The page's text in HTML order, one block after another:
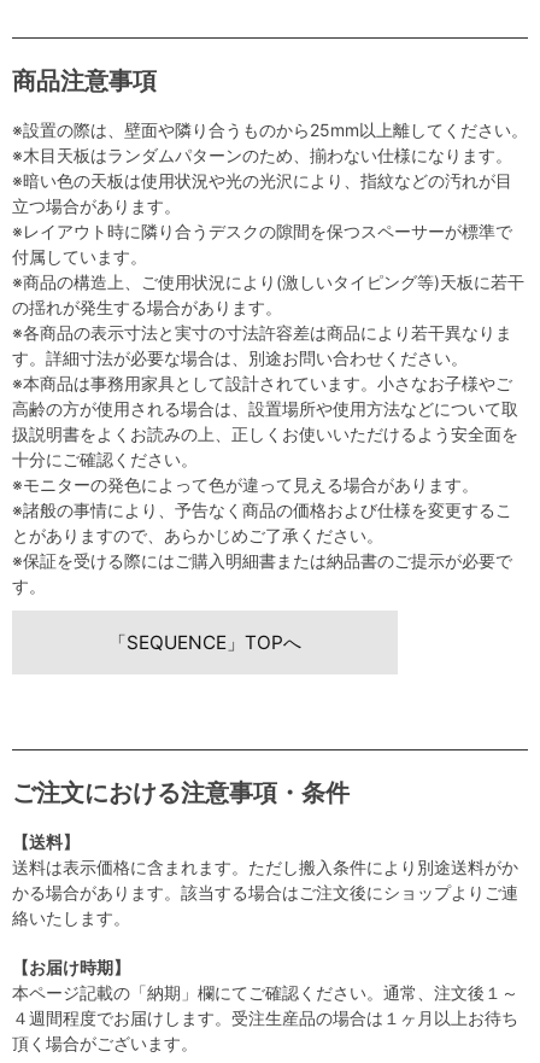
商品注意事項
※設置の際は、壁面や隣り合うものから25mm以上離してください。
※木目天板はランダムパターンのため、揃わない仕様になります。
※暗い色の天板は使用状況や光の光沢により、指紋などの汚れが目
立つ場合があります。
※レイアウト時に隣り合うデスクの隙間を保つスペーサーが標準で
付属しています。
※商品の構造上、ご使用状況により(激しいタイピング等)天板に若干
の揺れが発生する場合があります。
※各商品の表示寸法と実寸の寸法許容差は商品により若干異なりま
す。詳細寸法が必要な場合は、別途お問い合わせください。
※本商品は事務用家具として設計されています。小さなお子様やご
高齢の方が使用される場合は、設置場所や使用方法などについて取
扱説明書をよくお読みの上、正しくお使いいただけるよう安全面を
十分にご確認ください。
※モニターの発色によって色が違って見える場合があります。
※諸般の事情により、予告なく商品の価格および仕様を変更するこ
とがありますので、あらかじめご了承ください。
※保証を受ける際にはご購入明細書または納品書のご提示が必要で
す。
「SEQUENCE」TOPへ
ご注文における注意事項・条件
【送料】
送料は表示価格に含まれます。ただし搬入条件により別途送料がか
かる場合があります。該当する場合はご注文後にショップよりご連
絡いたします。
【お届け時期】
本ページ記載の「納期」欄にてご確認ください。通常、注文後１～
４週間程度でお届けします。受注生産品の場合は１ヶ月以上お待ち
頂く場合がございます。